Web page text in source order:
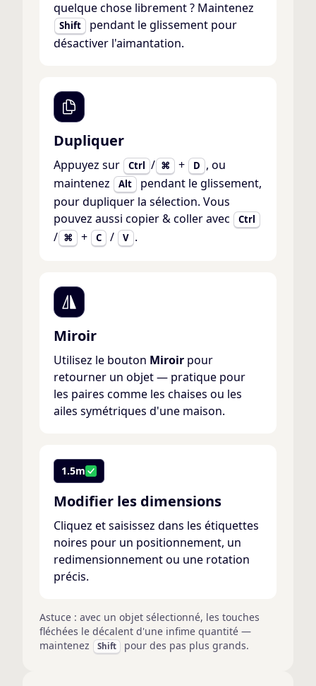
quelque chose librement ? Maintenez
Shift
pendant le glissement pour
désactiver l'aimantation.
Dupliquer
Appuyez sur Ctrl / ⌘ + D , ou
maintenez
Alt
pendant le glissement,
pour dupliquer la sélection. Vous
pouvez aussi copier & coller avec
Ctrl
/ ⌘ + C / V .
Miroir
Utilisez le bouton Miroir pour
retourner un objet — pratique pour
les paires comme les chaises ou les
ailes symétriques d'une maison.
1.5m
Modifier les dimensions
Cliquez et saisissez dans les étiquettes
noires pour un positionnement, un
redimensionnement ou une rotation
précis.
Astuce : avec un objet sélectionné, les touches
fléchées le décalent d'une infime quantité —
maintenez
Shift pour des pas plus grands.